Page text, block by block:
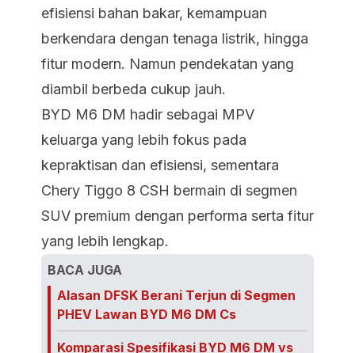
efisiensi bahan bakar, kemampuan
berkendara dengan tenaga listrik, hingga
fitur modern. Namun pendekatan yang
diambil berbeda cukup jauh.
BYD M6 DM hadir sebagai MPV
keluarga yang lebih fokus pada
kepraktisan dan efisiensi, sementara
Chery Tiggo 8 CSH bermain di segmen
SUV premium dengan performa serta fitur
yang lebih lengkap.
BACA JUGA
Alasan DFSK Berani Terjun di Segmen
PHEV Lawan BYD M6 DM Cs
Komparasi Spesifikasi BYD M6 DM vs